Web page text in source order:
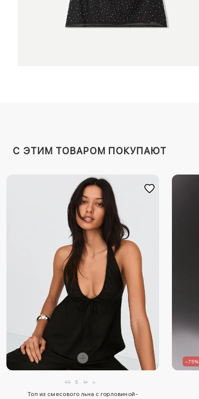
C ЭТИМ ТОВАРОМ ПОКУПАЮТ
XS S M L
Топ из смесового льна с горловиной-
–75%